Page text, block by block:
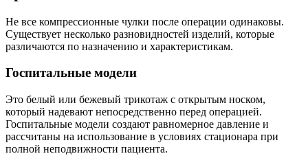
Не все компрессионные чулки после операции одинаковы.
Существует несколько разновидностей изделий, которые
различаются по назначению и характеристикам.
Госпитальные модели
Это белый или бежевый трикотаж с открытым носком,
который надевают непосредственно перед операцией.
Госпитальные модели создают равномерное давление и
рассчитаны на использование в условиях стационара при
полной неподвижности пациента.